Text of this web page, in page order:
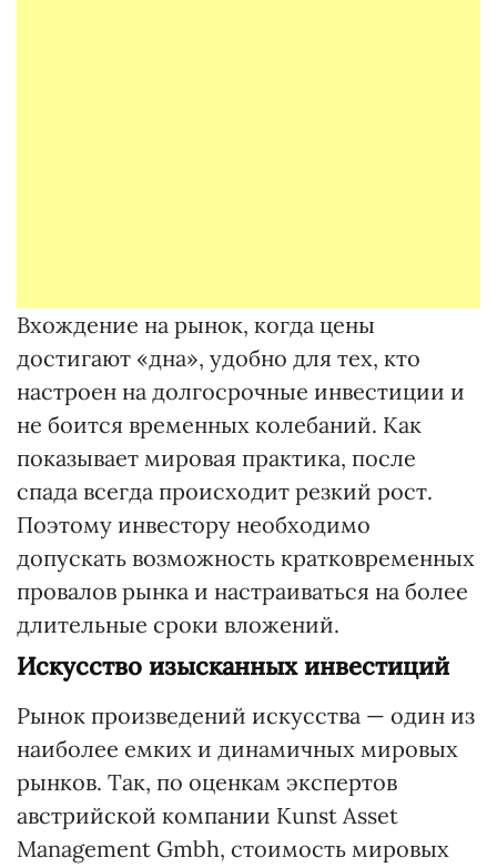
Вхождение на рынок, когда цены
достигают «дна», удобно для тех, кто
настроен на долгосрочные инвестиции и
не боится временных колебаний. Как
показывает мировая практика, после
спада всегда происходит резкий рост.
Поэтому инвестору необходимо
допускать возможность кратковременных
провалов рынка и настраиваться на более
длительные сроки вложений.
Искусство изысканных инвестиций
Рынок произведений искусства — один из
наиболее емких и динамичных мировых
рынков. Так, по оценкам экспертов
австрийской компании Kunst Asset
Management Gmbh, стоимость мировых